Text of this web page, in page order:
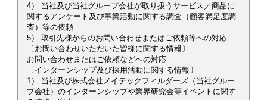
4） 当社及び当社グループ会社が取り扱うサービス／商品に
関するアンケート及び事業活動に関する調査（顧客満足度調
査）等の依頼
5） 取引先様からのお問い合わせまたはご依頼等への対応
〔お問い合わせいただいた皆様に関する情報〕
お問い合わせまたはご依頼などへの対応
〔インターンシップ及び採用活動に関する情報〕
1） 当社及び株式会社メイテックフィルダーズ（当社グルー
プ会社）のインターンシップや業界研究会等イベントに関す